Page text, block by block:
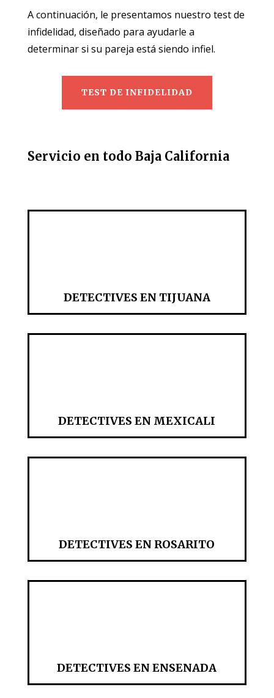
A continuación, le presentamos nuestro test de
infidelidad, diseñado para ayudarle a
determinar si su pareja está siendo infiel.
TEST DE INFIDELIDAD
Servicio en todo Baja California
DETECTIVES EN TIJUANA
DETECTIVES EN MEXICALI
DETECTIVES EN ROSARITO
DETECTIVES EN ENSENADA